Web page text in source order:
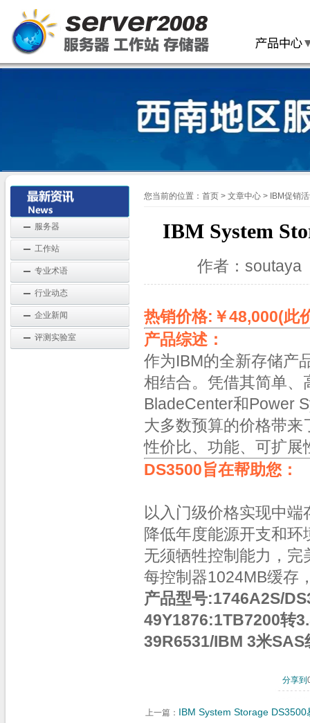
服务器
工作站
专业术语
行业动态
企业新闻
评测实验室
您当前的位置： 首页 > 文章中心 > IBM促销
IBM System
作者：
热销价格:￥48,000(此
产品综述：
作为IBM的全新存储产
相结合。凭借其简单、
BladeCenter和Power
大多数预算的价格带
性价比、功能、可扩展
DS3500旨在帮助您：
以入门级价格实现中
降低年度能源开支和
无须牺牲控制能力，
每控制器1024MB缓存
产品型号:1746A2S/
49Y1876:1TB7200转
39R6531/IBM 3米SAS
分享到
上一篇： IBM System Storage